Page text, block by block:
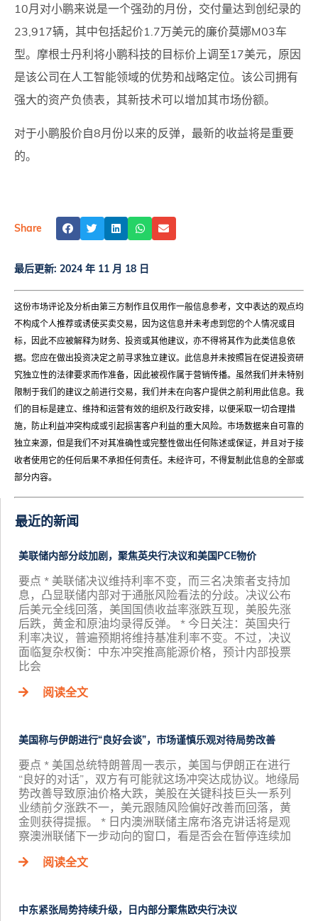
10月对小鹏来说是一个强劲的月份，交付量达到创纪录的
23,917辆，其中包括起价1.7万美元的廉价莫娜M03车
型。摩根士丹利将小鹏科技的目标价上调至17美元，原因
是该公司在人工智能领域的优势和战略定位。该公司拥有
强大的资产负债表，其新技术可以增加其市场份额。
对于小鹏股价自8月份以来的反弹，最新的收益将是重要
的。
Share
最后更新: 2024 年 11 月 18 日
这份市场评论及分析由第三方制作且仅用作一般信息参考，文中表达的观点均
不构成个人推荐或诱使买卖交易，因为这信息并未考虑到您的个人情况或目
标，因此不应被解释为财务、投资或其他建议，亦不得将其作为此类信息依
据。您应在做出投资决定之前寻求独立建议。此信息并未按照旨在促进投资研
究独立性的法律要求而作准备，因此被视作属于营销传播。虽然我们并未特别
限制于我们的建议之前进行交易，我们并未在向客户提供之前利用此信息。我
们的目标是建立、维持和运营有效的组织及行政安排，以便采取一切合理措
施，防止利益冲突构成或引起损害客户利益的重大风险。市场数据来自可靠的
独立来源，但是我们不对其准确性或完整性做出任何陈述或保证，并且对于接
收者使用它的任何后果不承担任何责任。未经许可，不得复制此信息的全部或
部分内容。
最近的新闻
美联储内部分歧加剧，聚焦英央行决议和美国PCE物价
要点 * 美联储决议维持利率不变，而三名决策者支持加
息，凸显联储内部对于通胀风险看法的分歧。决议公布
后美元全线回落，美国国债收益率涨跌互现，美股先涨
后跌，黄金和原油均录得反弹。 * 今日关注：英国央行
利率决议，普遍预期将维持基准利率不变。不过，决议
面临复杂权衡：中东冲突推高能源价格，预计内部投票
比会
阅读全文
美国称与伊朗进行“良好会谈”，市场谨慎乐观对待局势改善
要点 * 美国总统特朗普周一表示，美国与伊朗正在进行
“良好的对话”，双方有可能就这场冲突达成协议。地缘局
势改善导致原油价格大跌，美股在关键科技巨头一系列
业绩前夕涨跌不一，美元跟随风险偏好改善而回落，黄
金则获得提振。 * 日内澳洲联储主席布洛克讲话将是观
察澳洲联储下一步动向的窗口，看是否会在暂停连续加
阅读全文
中东紧张局势持续升级，日内部分聚焦欧央行决议